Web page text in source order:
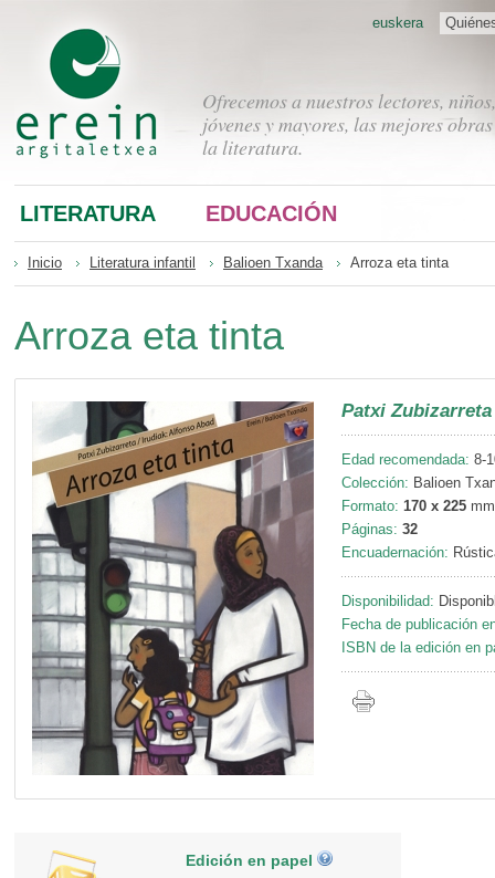
Ofrecemos a nuestros lectores, niños,
jóvenes y mayores, las mejores
la literatura.
euskera
LITERATURA EDUCACIÓN
Inicio Literatura infantil Balioen Txanda Arroza eta tinta
Arroza eta tinta
Patxi Zubizarreta
Edad recomendada: 8-
Colección: Balioen
Formato: 170 x 225 mm
Páginas: 32
Encuadernación:
Disponibilidad:
Fecha de publicación
ISBN de la edición en
Edición en papel